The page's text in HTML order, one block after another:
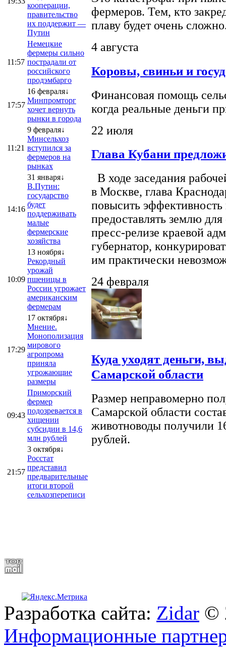
кооперации,
правительство
их поддержит —
Путин
11:57
Немецкие
фермеры сильно
пострадали от
российского
продэмбарго
17:57
16 февраля↓
Минпромторг
хочет вернуть
рынки в города
11:21
9 февраля↓
Минсельхоз
вступился за
фермеров на
рынках
14:16
31 января↓
В.Путин:
государство
будет
поддерживать
малые
фермерские
хозяйства
10:09
13 ноября↓
Рекордный
урожай
пшеницы в
России угрожает
американским
фермерам
17:29
17 октября↓
Мнение.
Монополизация
мирового
агропрома
приняла
угрожающие
размеры
09:43
Приморский
фермер
подозревается в
хищении
субсидии в 14,6
млн рублей
21:57
3 октября↓
Росстат
представил
предварительные
итоги второй
сельхозпереписи
фермеров. Тем, кто
плаву будет очень
4 августа
Коровы, свиньи и
Финансовая помощь
когда реальные деньги
22 июля
Глава Кубани
В ходе заседания
в Москве, глава
повысить эффективность
предоставлять землю
пресс-релизе краевой
губернатор,
им практически
24 февраля
Куда уходят деньги,
Самарской области
Размер неправомерно
Самарской области
животноводы получили
рублей.
Разработка сайта: Zidar ©
Информационные